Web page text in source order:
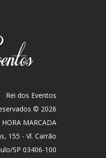
Rei dos Eventos
© 2026
MARCADA
155 - Vl. Carrão
/SP 03406-100